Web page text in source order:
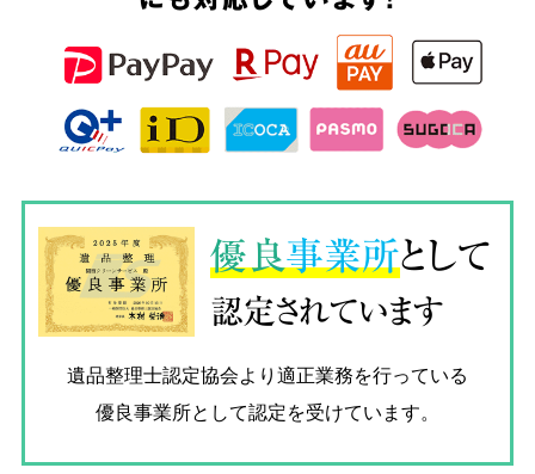
優良事業所として
認定されています
遺品整理士認定協会より適正業務を行っている
優良事業所として認定を受けています。